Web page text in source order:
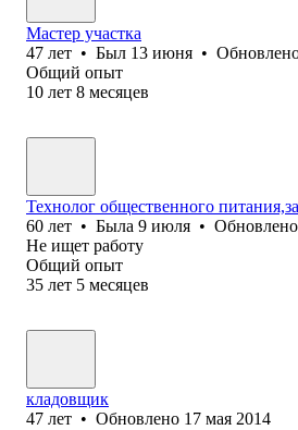
Мастер участка
47 лет • Был 13 июня •
Общий опыт
10 лет 8 месяцев
Технолог общественного
60 лет • Была 9 июля • Обновлено
Не ищет работу
Общий опыт
35 лет 5 месяцев
кладовщик
47 лет • Обновлено 17 мая 2014